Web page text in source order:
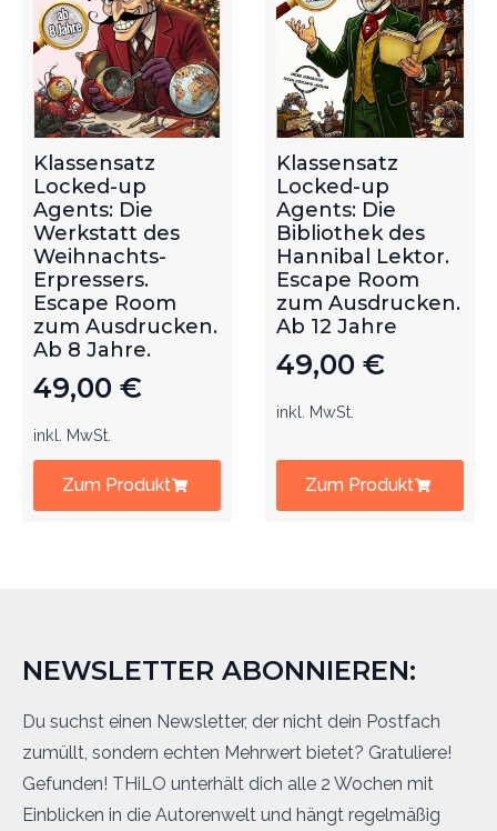
Klassensatz
Locked-up
Agents: Die
Werkstatt des
Weihnachts-
Erpressers.
Escape Room
zum Ausdrucken.
Ab 8 Jahre.
49,00 €
inkl. MwSt.
Zum Produkt
Klassensatz
Locked-up
Agents: Die
Bibliothek des
Hannibal Lektor.
Escape Room
zum Ausdrucken.
Ab 12 Jahre
49,00 €
inkl. MwSt.
Zum Produkt
NEWSLETTER ABONNIEREN:
Du suchst einen Newsletter, der nicht dein Postfach
zumüllt, sondern echten Mehrwert bietet? Gratuliere!
Gefunden! THiLO unterhält dich alle 2 Wochen mit
Einblicken in die Autorenwelt und hängt regelmäßig